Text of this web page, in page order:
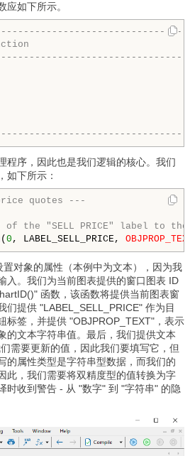
应如下所示。
程序，因此也是我们逻辑的核心。我们
如下所示：
quotes ---
the "SELL PRICE" label to
( 0 , LABEL_SELL_PRICE,
置对象的属性（本例中为文本），因为我
入。我们为当前图表提供的窗口图表 ID
函数，该函数将提供当前图表窗
们提供 "LABEL_SELL_PRICE" 作为目
标签，并提供 "OBJPROP_TEXT"，表示
的文本字符串值。最后，我们提供文本
需要更新的值，因此我们要填写它，但
的属性类型是字符串型数据，而我们的
此，我们需要将双精度型的值转换为字
时收到警告 - 从 "数字" 到 "字符串" 的隐